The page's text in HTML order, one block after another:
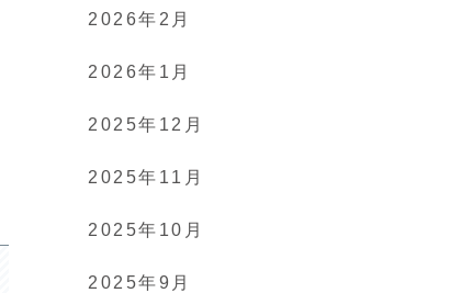
2026年2月
2026年1月
2025年12月
2025年11月
2025年10月
2025年9月